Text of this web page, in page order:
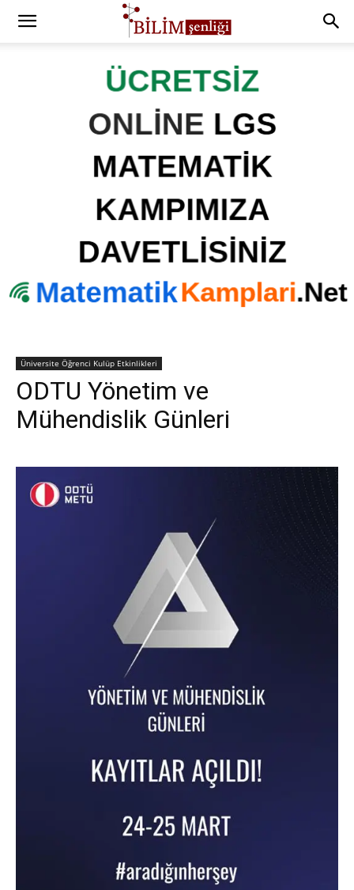
Üniversite Öğrenci Kulüp Etkinlikleri
ODTU Yönetim ve
Mühendislik Günleri